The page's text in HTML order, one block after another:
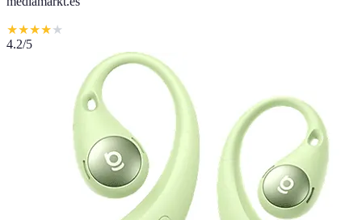
★★★★★
4.2/5